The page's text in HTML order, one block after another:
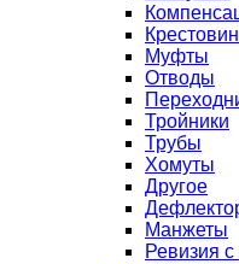
Муфты
Отводы
Тройники
Трубы
Хомуты
Другое
Манжеты
Ревизия